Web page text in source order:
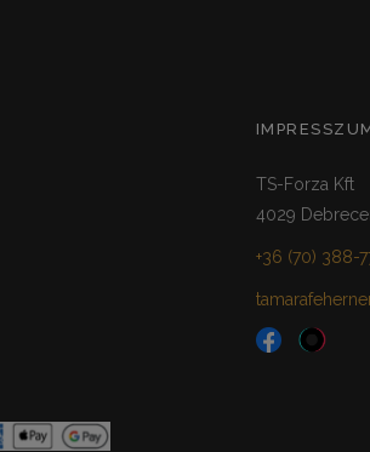
TS-Forza Kft
4029
+36 (70) 388-